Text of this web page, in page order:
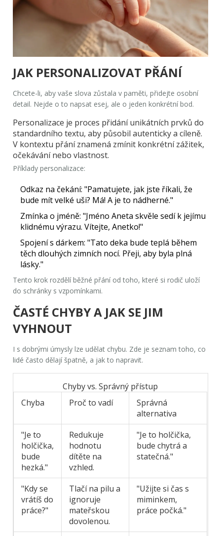
JAK PERSONALIZOVAT PŘÁNÍ
Chcete-li, aby vaše slova zůstala v paměti, přidejte osobní
detail. Nejde o to napsat esej, ale o jeden konkrétní bod.
Personalizace je proces přidání unikátních prvků do
standardního textu, aby působil autenticky a cíleně.
V kontextu přání znamená zmínit konkrétní zážitek,
očekávání nebo vlastnost.
Příklady personalizace:
Odkaz na čekání: "Pamatujete, jak jste říkali, že
bude mít velké uši? Má! A je to nádherné."
Zmínka o jméně: "Jméno Aneta skvěle sedí k jejímu
klidnému výrazu. Vítejte, Anetko!"
Spojení s dárkem: "Tato deka bude teplá během
těch dlouhých zimních nocí. Přeji, aby byla plná
lásky."
Tento krok rozdělí běžné přání od toho, které si rodič uloží
do schránky s vzpomínkami.
ČASTÉ CHYBY A JAK SE JIM
VYHNOUT
I s dobrými úmysly lze udělat chybu. Zde je seznam toho, co
lidé často dělají špatně, a jak to napravit.
Chyby vs. Správný přístup
Chyba
Proč to vadí
Správná
alternativa
"Je to
holčička,
bude
hezká."
Redukuje
hodnotu
dítěte na
vzhled.
"Je to holčička,
bude chytrá a
statečná."
"Kdy se
vrátíš do
práce?"
Tlačí na pilu a
ignoruje
mateřskou
dovolenou.
"Užijte si čas s
miminkem,
práce počká."